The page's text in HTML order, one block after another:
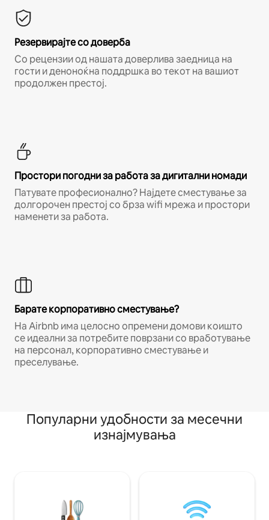
Резервирајте со доверба
Со рецензии од нашата доверлива заедница на
гости и деноноќна поддршка во текот на вашиот
продолжен престој.
Простори погодни за работа за дигитални номади
Патувате професионално? Најдете сместување за
долгорочен престој со брза wifi мрежа и простори
наменети за работа.
Барате корпоративно сместување?
На Airbnb има целосно опремени домови коишто
се идеални за потребите поврзани со вработување
на персонал, корпоративно сместување и
преселување.
Популарни удобности за месечни
изнајмувања